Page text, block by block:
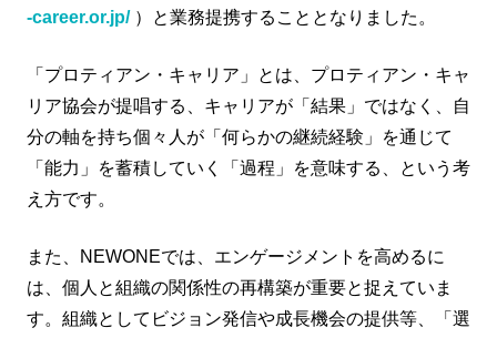
-career.or.jp/）と業務提携することとなりました。
「プロティアン・キャリア」とは、プロティアン・キャ
リア協会が提唱する、キャリアが「結果」ではなく、自
分の軸を持ち個々人が「何らかの継続経験」を通じて
「能力」を蓄積していく「過程」を意味する、という考
え方です。
また、NEWONEでは、エンゲージメントを高めるに
は、個人と組織の関係性の再構築が重要と捉えていま
す。組織としてビジョン発信や成長機会の提供等、「選